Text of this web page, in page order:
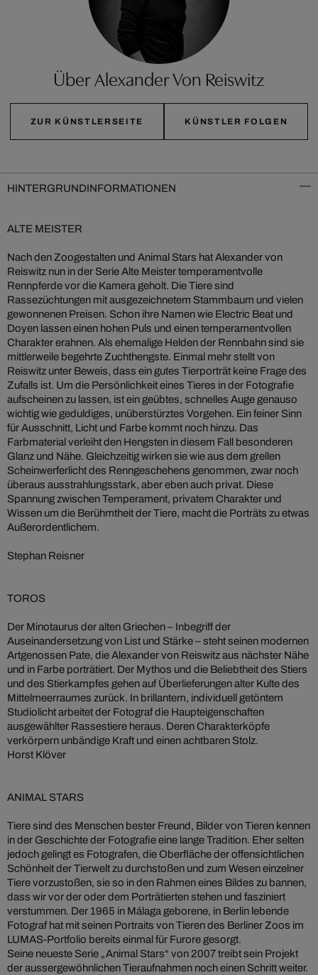
Über Alexander Von Reiswitz
ZUR KÜNSTLERSEITE KÜNSTLER FOLGEN
HINTERGRUNDINFORMATIONEN
ALTE MEISTER
Nach den Zoogestalten und Animal Stars hat Alexander von
Reiswitz nun in der Serie Alte Meister temperamentvolle
Rennpferde vor die Kamera geholt. Die Tiere sind
Rassezüchtungen mit ausgezeichnetem Stammbaum und vielen
gewonnenen Preisen. Schon ihre Namen wie Electric Beat und
Doyen lassen einen hohen Puls und einen temperamentvollen
Charakter erahnen. Als ehemalige Helden der Rennbahn sind sie
mittlerweile begehrte Zuchthengste. Einmal mehr stellt von
Reiswitz unter Beweis, dass ein gutes Tierporträt keine Frage des
Zufalls ist. Um die Persönlichkeit eines Tieres in der Fotografie
aufscheinen zu lassen, ist ein geübtes, schnelles Auge genauso
wichtig wie geduldiges, unüberstürztes Vorgehen. Ein feiner Sinn
für Ausschnitt, Licht und Farbe kommt noch hinzu. Das
Farbmaterial verleiht den Hengsten in diesem Fall besonderen
Glanz und Nähe. Gleichzeitig wirken sie wie aus dem grellen
Scheinwerferlicht des Renngeschehens genommen, zwar noch
überaus ausstrahlungsstark, aber eben auch privat. Diese
Spannung zwischen Temperament, privatem Charakter und
Wissen um die Berühmtheit der Tiere, macht die Porträts zu etwas
Außerordentlichem.
Stephan Reisner
TOROS
Der Minotaurus der alten Griechen – Inbegriff der
Auseinandersetzung von List und Stärke – steht seinen modernen
Artgenossen Pate, die Alexander von Reiswitz aus nächster Nähe
und in Farbe porträtiert. Der Mythos und die Beliebtheit des Stiers
und des Stierkampfes gehen auf Überlieferungen alter Kulte des
Mittelmeerraumes zurück. In brillantem, individuell getöntem
Studiolicht arbeitet der Fotograf die Haupteigenschaften
ausgewählter Rassestiere heraus. Deren Charakterköpfe
verkörpern unbändige Kraft und einen achtbaren Stolz.
Horst Klöver
ANIMAL STARS
Tiere sind des Menschen bester Freund, Bilder von Tieren kennen
in der Geschichte der Fotografieeine lange Tradition. Eher selten
jedoch gelingt es Fotografen, die Oberfläche der offensichtlichen
Schönheit der Tierwelt zu durchstoßen und zum Wesen einzelner
Tiere vorzustoßen, sie so in den Rahmen eines Bildes zu bannen,
dass wir vor der oder dem Porträtierten stehen und fasziniert
verstummen. Der 1965 in Málaga geborene, in Berlin lebende
Fotograf hat mit seinen Portraits von Tieren des Berliner Zoos im
LUMAS-Portfolio bereits einmal für Furore gesorgt.
Seine neueste Serie „Animal Stars“ von 2007 treibt sein Projekt
der aussergewöhnlichen Tieraufnahmen noch einen Schritt weiter.